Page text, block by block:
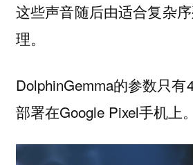
这些声音随后由适合复杂
理。
DolphinGemma的参数只
部署在Google Pixel手机上。